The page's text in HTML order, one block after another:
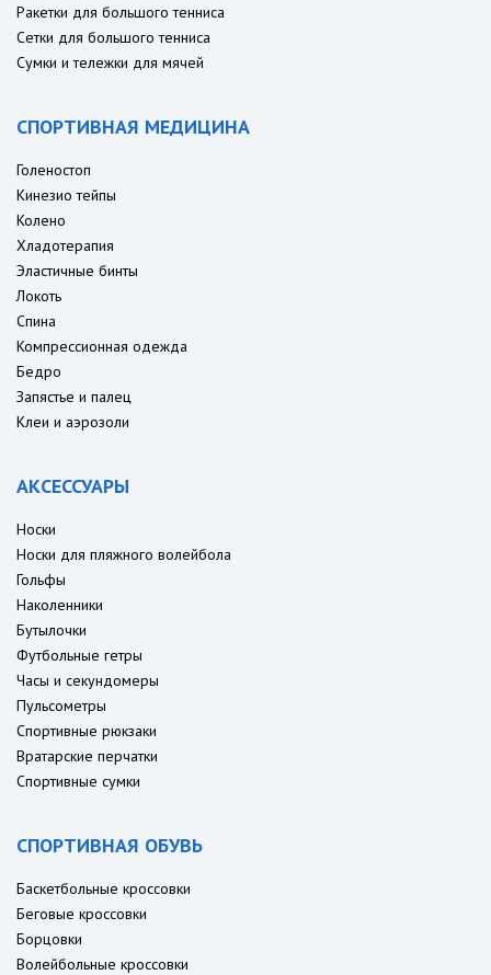
Ракетки для большого тенниса
Сетки для большого тенниса
Сумки и тележки для мячей
СПОРТИВНАЯ МЕДИЦИНА
Голеностоп
Кинезио тейпы
Колено
Хладотерапия
Эластичные бинты
Локоть
Спина
Компрессионная одежда
Бедро
Запястье и палец
Клеи и аэрозоли
АКСЕССУАРЫ
Носки
Носки для пляжного волейбола
Гольфы
Наколенники
Бутылочки
Футбольные гетры
Часы и секундомеры
Пульсометры
Спортивные рюкзаки
Вратарские перчатки
Спортивные сумки
СПОРТИВНАЯ ОБУВЬ
Баскетбольные кроссовки
Беговые кроссовки
Борцовки
Волейбольные кроссовки